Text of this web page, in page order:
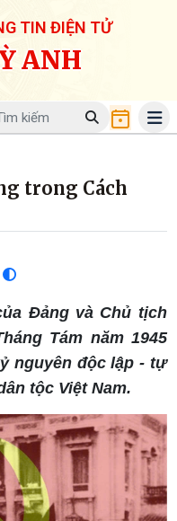
TIN ĐIỆN TỬ
ANH
trong Cách
Đảng và Chủ tịch
Tám năm 1945
nguyên độc lập - tự
tộc Việt Nam.